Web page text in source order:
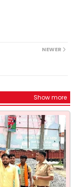
NEWER
Show more